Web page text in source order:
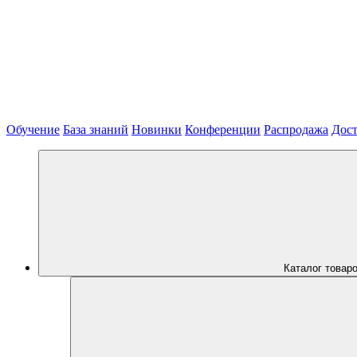
Обучение База знаний Новинки Конференции Распродажа
Каталог